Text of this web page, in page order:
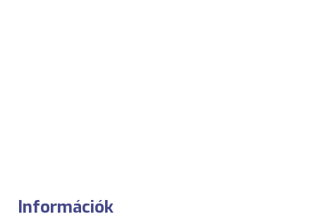
Információk